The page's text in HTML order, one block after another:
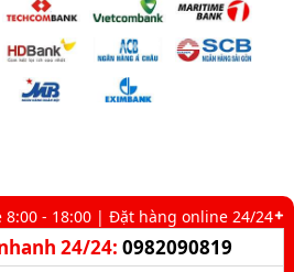
TP. HCM
Tân Sơn Nhì, TP. HCM
8:00 - 18:00 | Đặt hàng online 24/24
24/24:0982090819